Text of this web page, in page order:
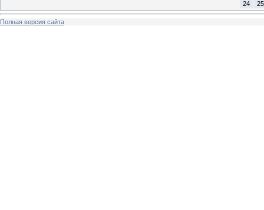
24
25
Полная версия сайта